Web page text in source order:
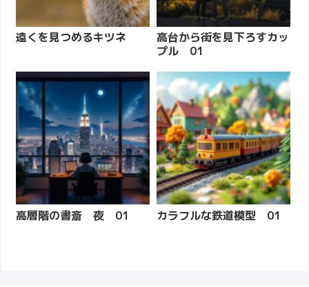
遠くを見つめるキツネ
高台から街を見下ろすカッ
プル 01
高層階の書斎 夜 01 カラフルな鉄道模型 01